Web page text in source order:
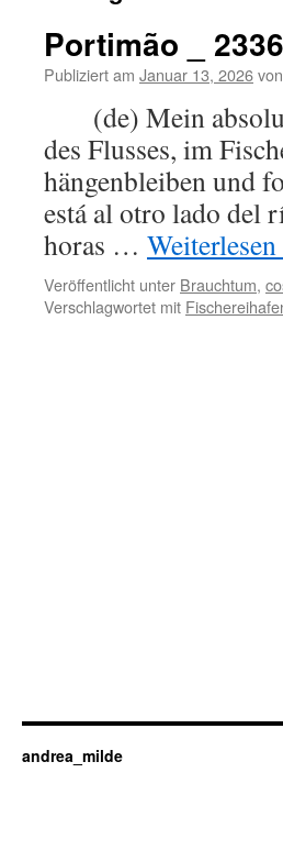
Portimão _
Publiziert am Januar 13, 2026von
(de) Mein
des Flusses, im
hängenbleiben
está al otro lado del
horas … Weiterlesen
Veröffentlicht unter Brauchtum,
Verschlagwortet mit
andrea_milde